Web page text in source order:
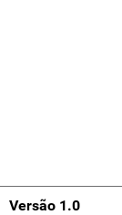
Versão 1.0